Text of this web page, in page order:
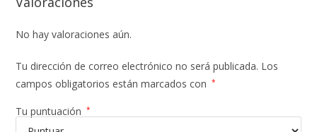
No hay valoraciones aún.
Tu dirección de correo electrónico no será publicada. Los
campos obligatorios están marcados con
*
Tu puntuación *